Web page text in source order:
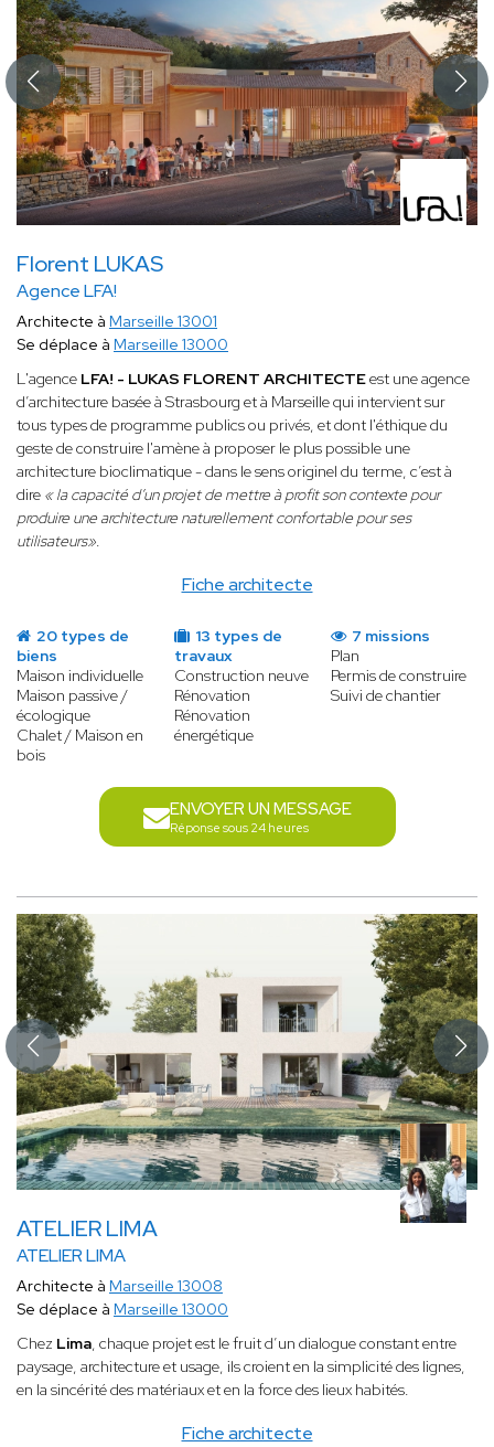
Florent LUKAS
Agence LFA!
Fiche architecte
Architecte à Marseille 13001
Se déplace à Marseille 13000
L'agence LFA! - LUKAS FLORENT ARCHITECTEest une agence
d’architecture basée à Strasbourg et à Marseille qui intervient sur
tous types de programme publics ou privés, et dont l'éthique du
geste de construire l'amène à proposer le plus possible une
architecture bioclimatique - dans le sens originel du terme, c’est à
dire « la capacité d’un projet de mettre à profit son contexte pour
produire une architecture naturellement confortable pour ses
utilisateurs».
20 types de
biens
Maison individuelle
Maison passive /
écologique
Chalet / Maison en
bois
13 types de
travaux
Construction neuve
Rénovation
Rénovation
énergétique
7 missions
Plan
Permis de construire
Suivi de chantier
ENVOYER UN MESSAGE
Réponse sous 24 heures
ATELIER LIMA
ATELIER LIMA
Fiche architecte
Architecte à Marseille 13008
Se déplace à Marseille 13000
Chez Lima, chaque projet est le fruit d’un dialogue constant entre
paysage, architecture et usage, ils croient en la simplicité des lignes,
en la sincérité des matériaux et en la force des lieux habités.